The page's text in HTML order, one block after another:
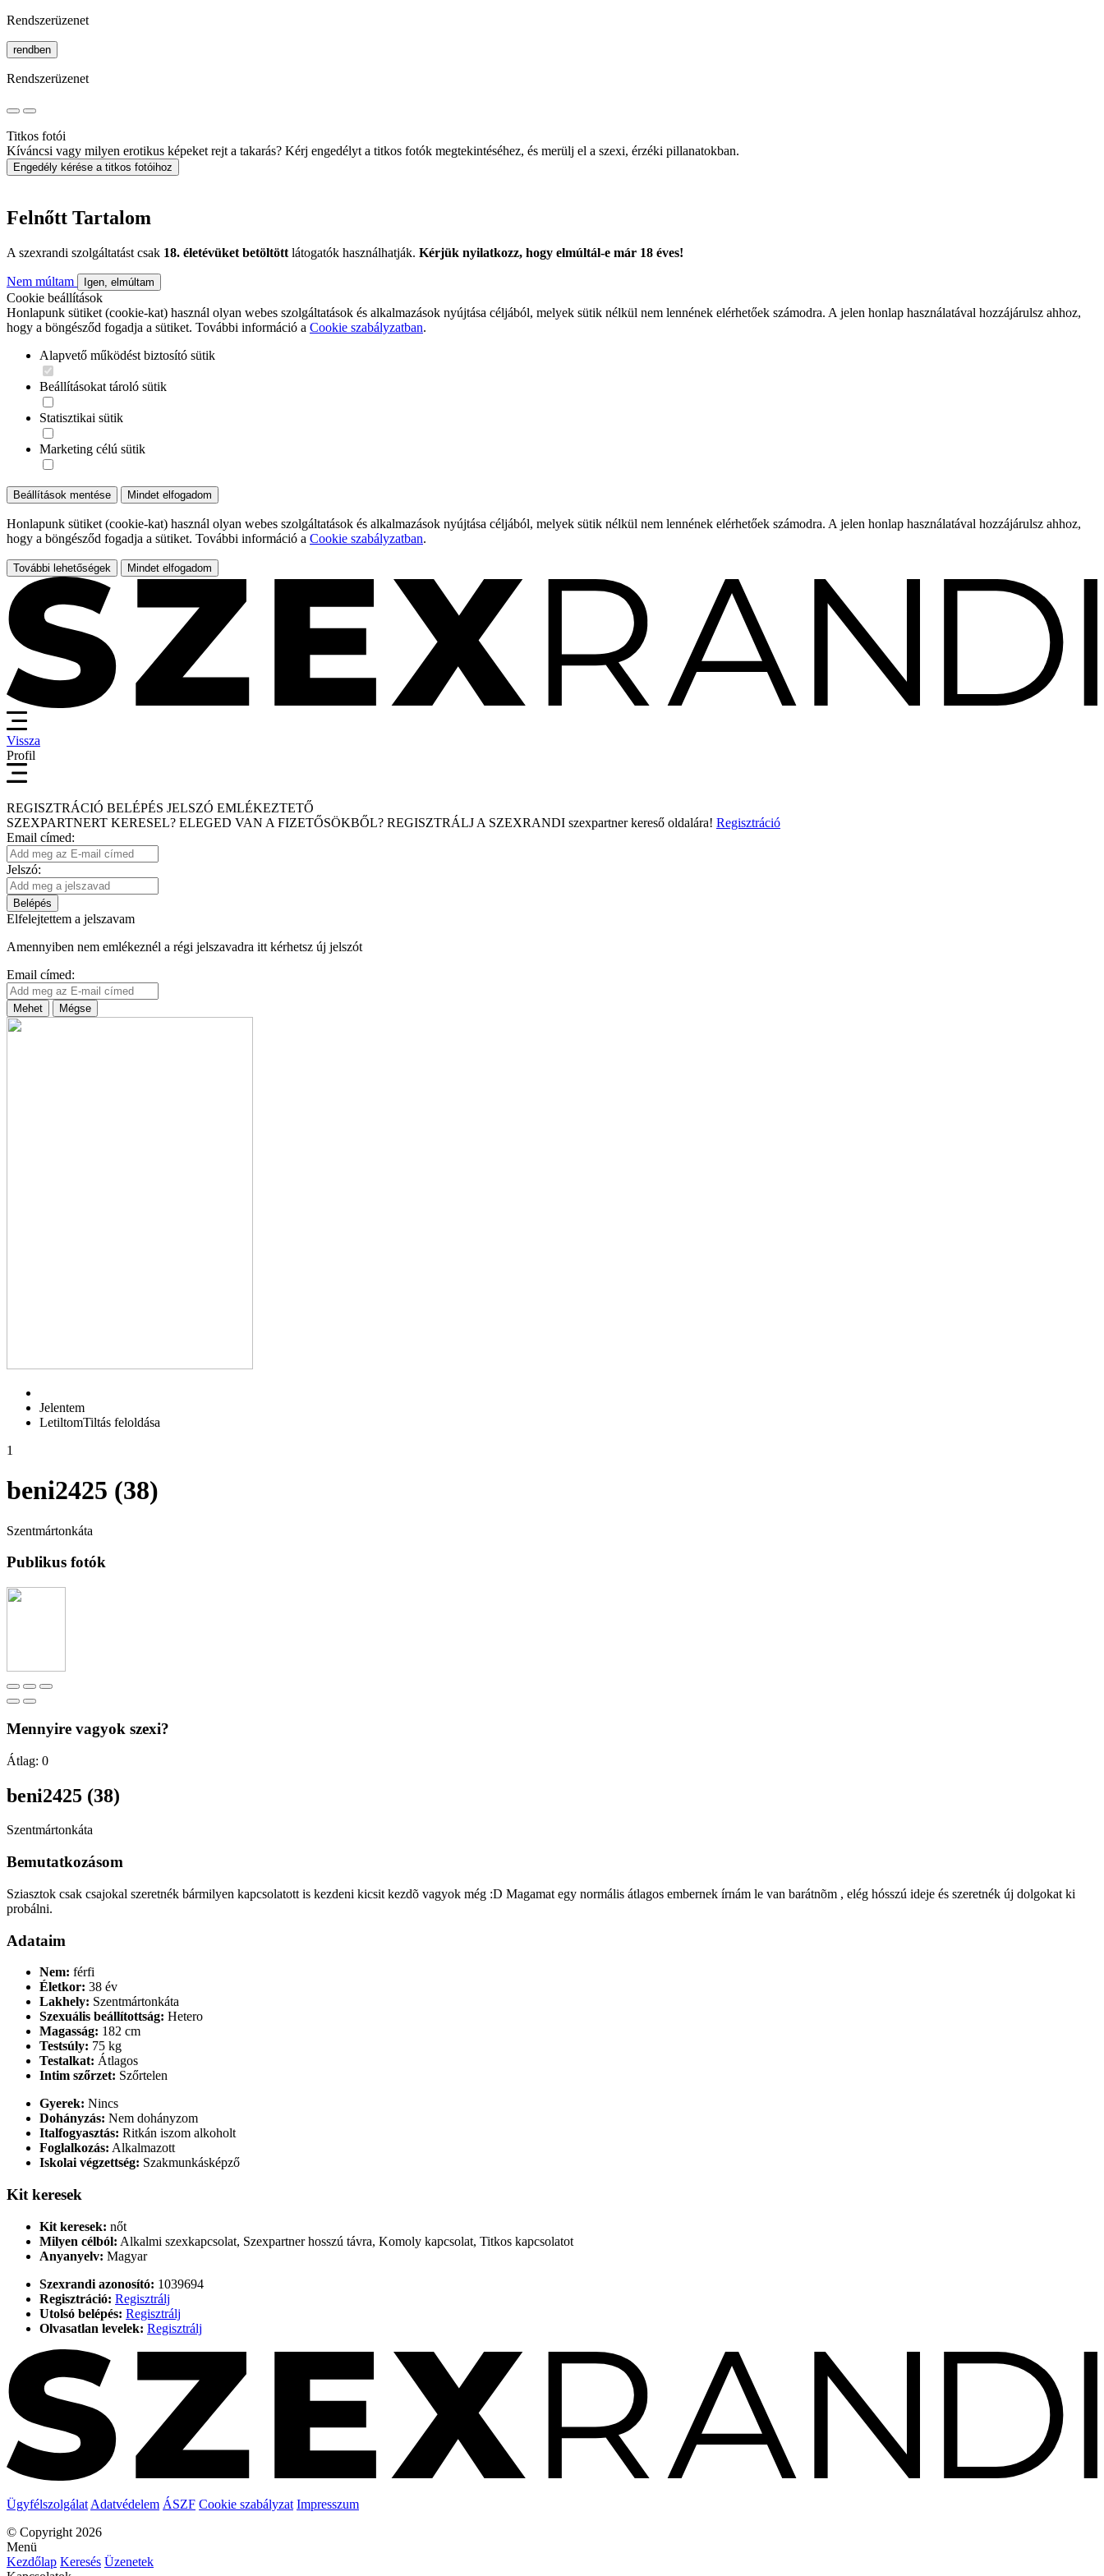
Rendszerüzenet
rendben
Rendszerüzenet
Titkos fotói
Kíváncsi vagy milyen erotikus képeket rejt a takarás? Kérj engedélyt a titkos fotók megtekintéséhez, és merülj el a szexi, érzéki pillanatokban.
Engedély kérése a titkos fotóihoz
Felnőtt Tartalom
A szexrandi szolgáltatást csak 18. életévüket betöltött látogatók használhatják. Kérjük nyilatkozz, hogy elmúltál-e már 18 éves!
Nem múltam Igen, elmúltam
Cookie beállítások
Honlapunk sütiket (cookie-kat) használ olyan webes szolgáltatások és alkalmazások nyújtása céljából, melyek sütik nélkül nem lennének elérhetőek számodra. A jelen honlap használatával hozzájárulsz ahhoz,
hogy a böngésződ fogadja a sütiket. További információ a Cookie szabályzatban.
Alapvető működést biztosító sütik
Beállításokat tároló sütik
Statisztikai sütik
Marketing célú sütik
Beállítások mentése Mindet elfogadom
Honlapunk sütiket (cookie-kat) használ olyan webes szolgáltatások és alkalmazások nyújtása céljából, melyek sütik nélkül nem lennének elérhetőek számodra. A jelen honlap használatával hozzájárulsz ahhoz,
hogy a böngésződ fogadja a sütiket. További információ a Cookie szabályzatban.
További lehetőségek Mindet elfogadom
Vissza
Profil
REGISZTRÁCIÓ BELÉPÉS JELSZÓ EMLÉKEZTETŐ
SZEXPARTNERT KERESEL? ELEGED VAN A FIZETŐSÖKBŐL? REGISZTRÁLJ A SZEXRANDI szexpartner kereső oldalára! Regisztráció
Email címed:
Jelszó:
Belépés
Elfelejtettem a jelszavam
Amennyiben nem emlékeznél a régi jelszavadra itt kérhetsz új jelszót
Email címed:
Mehet Mégse
Jelentem
LetiltomTiltás feloldása
1
beni2425 (38)
Szentmártonkáta
Publikus fotók
Mennyire vagyok szexi?
Átlag: 0
beni2425 (38)
Szentmártonkáta
Bemutatkozásom
Sziasztok csak csajokal szeretnék bármilyen kapcsolatott is kezdeni kicsit kezdõ vagyok még :D Magamat egy normális átlagos embernek írnám le van barátnõm , elég hósszú ideje és szeretnék új dolgokat ki
probálni.
Adataim
Nem: férfi
Életkor: 38 év
Lakhely: Szentmártonkáta
Szexuális beállítottság: Hetero
Magasság: 182 cm
Testsúly: 75 kg
Testalkat: Átlagos
Intim szőrzet: Szőrtelen
Gyerek: Nincs
Dohányzás: Nem dohányzom
Italfogyasztás: Ritkán iszom alkoholt
Foglalkozás: Alkalmazott
Iskolai végzettség: Szakmunkásképző
Kit keresek
Kit keresek: nőt
Milyen célból: Alkalmi szexkapcsolat, Szexpartner hosszú távra, Komoly kapcsolat, Titkos kapcsolatot
Anyanyelv: Magyar
Szexrandi azonosító: 1039694
Regisztráció: Regisztrálj
Utolsó belépés: Regisztrálj
Olvasatlan levelek: Regisztrálj
Ügyfélszolgálat Adatvédelem ÁSZF Cookie szabályzat Impresszum
© Copyright 2026
Menü
Kezdőlap Keresés Üzenetek